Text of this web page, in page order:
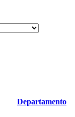
Departamento